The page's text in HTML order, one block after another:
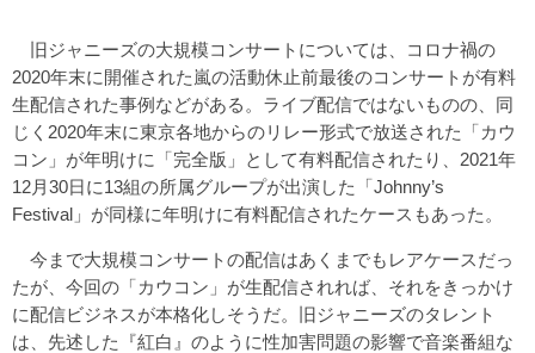
旧ジャニーズの大規模コンサートについては、コロナ禍の
2020年末に開催された嵐の活動休止前最後のコンサートが有料
生配信された事例などがある。ライブ配信ではないものの、同
じく2020年末に東京各地からのリレー形式で放送された「カウ
コン」が年明けに「完全版」として有料配信されたり、2021年
12月30日に13組の所属グループが出演した「Johnny’s
Festival」が同様に年明けに有料配信されたケースもあった。
今まで大規模コンサートの配信はあくまでもレアケースだっ
たが、今回の「カウコン」が生配信されれば、それをきっかけ
に配信ビジネスが本格化しそうだ。旧ジャニーズのタレント
は、先述した『紅白』のように性加害問題の影響で音楽番組な